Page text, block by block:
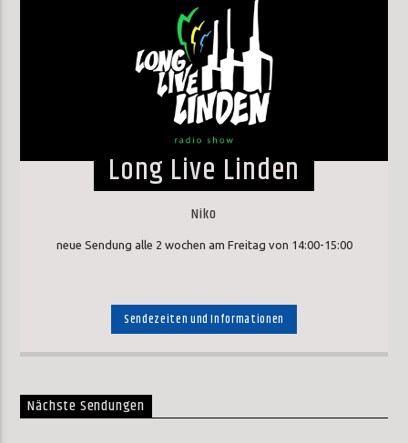
Long Live Linden
Niko
neue Sendung alle 2 wochen am Freitag von 14:00-15:00
Sendezeiten und Informationen
Nächste Sendungen